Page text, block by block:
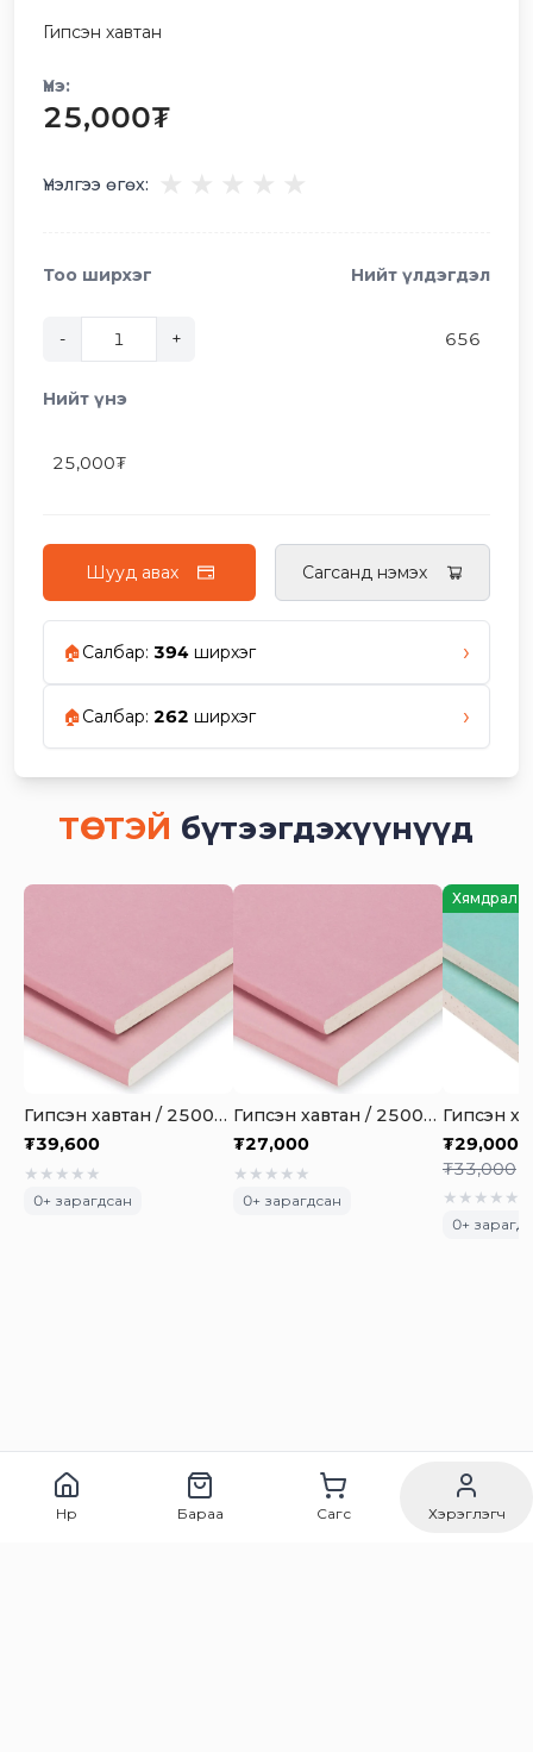
Гипсэн хавтан
Үнэ:
25,000₮
Үнэлгээ өгөх:
Тоо ширхэг
- +
Нийт үлдэгдэл
656
Нийт үнэ
25,000₮
Шууд авах Сагсанд нэмэх
🏠Салбар: 394 ширхэг ›
🏠Салбар: 262 ширхэг ›
ТӨСТЭЙ бүтээгдэхүүнүүд
Гипсэн хавтан / 2500х1200х12.5мм ягаан
₮39,600
★ ★ ★ ★ ★
0+ зарагдсан
Гипсэн хавтан / 2500х1200х9.5мм ягаан
₮27,000
★ ★ ★ ★ ★
0+ зарагдсан
Хямдрал -
₮29,000
₮33,000
★ ★ ★ ★ ★
0+
Нүүр Бараа Сагс Хэрэглэгч